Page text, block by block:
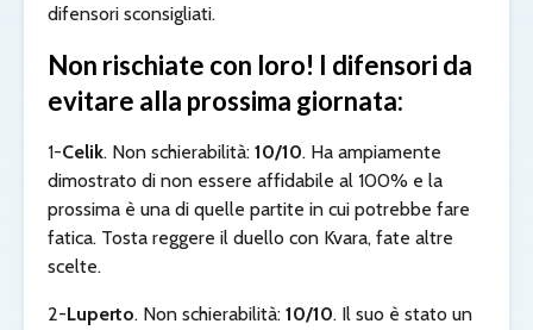
difensori sconsigliati.
Non rischiate con loro! I difensori da
evitare alla prossima giornata:
1-Celik. Non schierabilità: 10/10. Ha ampiamente
dimostrato di non essere affidabile al 100% e la
prossima è una di quelle partite in cui potrebbe fare
fatica. Tosta reggere il duello con Kvara, fate altre
scelte.
2-Luperto. Non schierabilità: 10/10. Il suo è stato un